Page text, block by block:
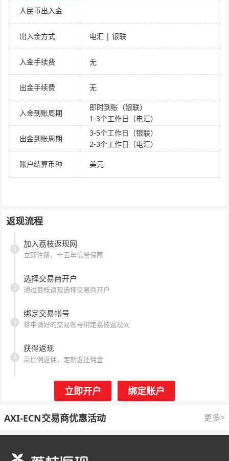
人民币出入金
出入金方式 电汇 | 银联
入金手续费 无
出金手续费 无
入金到账周期
即时到账（银联）
1-3个工作日（电汇）
出金到账周期
3-5个工作日（银联）
2-3个工作日（电汇）
账户结算币种 美元
返现流程
加入荔枝返现网
立即注册，十五年信誉保障
1
选择交易商开户
通过荔枝返现选择交易商开户
2
绑定交易帐号
将申请好的交易账号绑定荔枝返现网
3
获得返现
高比例返佣，定期返还佣金
4
立即开户 绑定账户
AXI-ECN交易商优惠活动 更多>